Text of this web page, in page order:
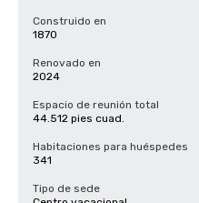
Construido en
1870
Renovado en
2024
Espacio de reunión total
44.512 pies cuad.
Habitaciones para huéspedes
341
Tipo de sede